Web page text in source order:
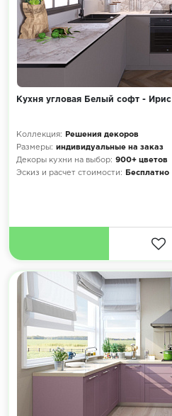
Кухня угловая Белый софт - Ирис
Коллекция:
Решения декоров
Размеры: индивидуальные на заказ
Декоры кухни на выбор: 900+ цветов
Эскиз и расчет стоимости:
Бесплатно